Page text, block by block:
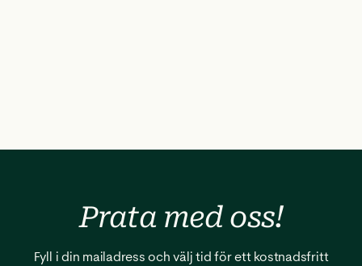
Prata med oss!
Fyll i din mailadress och välj tid för ett kostnadsfritt